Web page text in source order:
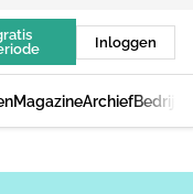
Inloggen
MagazineArchief